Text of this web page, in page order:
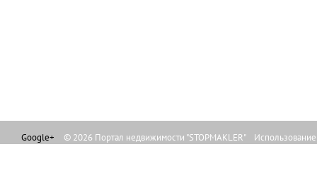
Google+ © 2026 Портал недвижимости "STOPMAKLER"